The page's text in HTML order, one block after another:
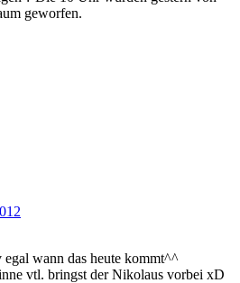
geworfen.
wann das heute kommt^^
vtl. bringst der Nikolaus vorbei xD